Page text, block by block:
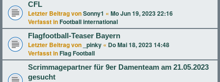
CFL
Letzter Beitrag vonSonny1 « Mo Jun 19, 2023 22:16
Verfasst in Football international
Flagfootball-Teaser Bayern
Letzter Beitrag von _pinky « Do Mai 18, 2023 14:48
Verfasst in Flag Football
Scrimmagepartner für 9er Damenteam am 21.05.2023
gesucht